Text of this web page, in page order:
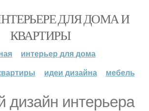
ДЛЯ ДОМА И
КВАРТИРЫ
интерьер для дома
идеи дизайна мебель
дизайн интерьера